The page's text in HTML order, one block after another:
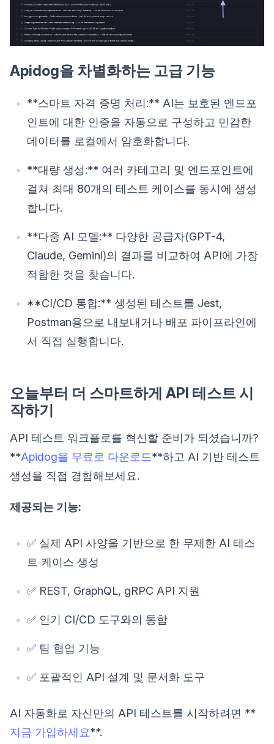
Apidog을 차별화하는 고급 기능
**스마트 자격 증명 처리:** AI는 보호된 엔드포
인트에 대한 인증을 자동으로 구성하고 민감한
데이터를 로컬에서 암호화합니다.
**대량 생성:** 여러 카테고리 및 엔드포인트에
걸쳐 최대 80개의 테스트 케이스를 동시에 생성
합니다.
**다중 AI 모델:** 다양한 공급자(GPT-4,
Claude, Gemini)의 결과를 비교하여 API에 가장
적합한 것을 찾습니다.
**CI/CD 통합:** 생성된 테스트를 Jest,
Postman용으로 내보내거나 배포 파이프라인에
서 직접 실행합니다.
오늘부터 더 스마트하게 API 테스트 시
작하기
API 테스트 워크플로를 혁신할 준비가 되셨습니까?
**Apidog을 무료로 다운로드**하고 AI 기반 테스트
생성을 직접 경험해보세요.
제공되는 기능:
✅ 실제 API 사양을 기반으로 한 무제한 AI 테스
트 케이스 생성
✅ REST, GraphQL, gRPC API 지원
✅ 인기 CI/CD 도구와의 통합
✅ 팀 협업 기능
✅ 포괄적인 API 설계 및 문서화 도구
AI 자동화로 자신만의 API 테스트를 시작하려면 **
지금 가입하세요**.